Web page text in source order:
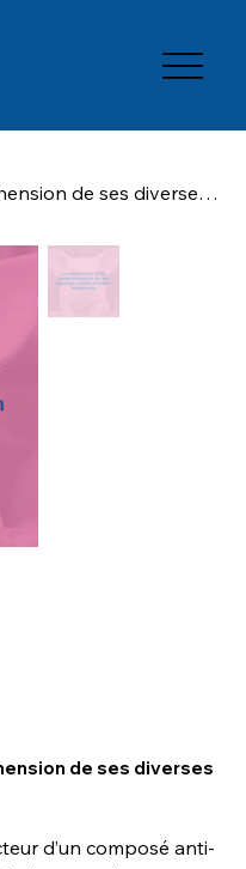
La mycotoxine DON, compréhension de ses diverses modes d'action intestinaux
de ses diverses
d’un composé anti-